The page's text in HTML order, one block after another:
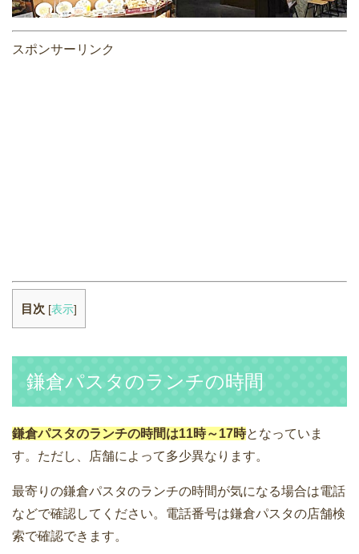
スポンサーリンク
目次 [表示]
鎌倉パスタのランチの時間
鎌倉パスタのランチの時間は11時～17時となっていま
す。ただし、店舗によって多少異なります。
最寄りの鎌倉パスタのランチの時間が気になる場合は電話
などで確認してください。電話番号は鎌倉パスタの店舗検
索で確認できます。